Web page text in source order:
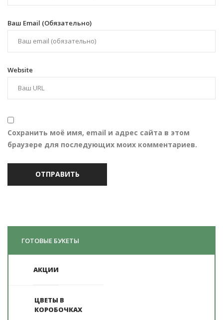
Ваш Email (обязательно)
Website
Сохранить моё имя, email и адрес сайта в этом
браузере для последующих моих комментариев.
ГОТОВЫЕ БУКЕТЫ
АКЦИИ
ЦВЕТЫ В
КОРОБОЧКАХ